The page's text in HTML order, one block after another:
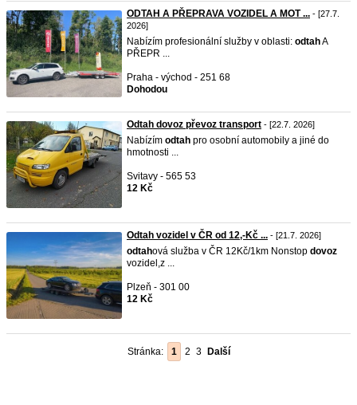
ODTAH A PŘEPRAVA VOZIDEL A MOT ... - [27.7.
2026]
Nabízím profesionální služby v oblasti: odtahA
PŘEPR ...
Praha - východ - 251 68
Dohodou
Odtah dovoz převoz transport - [22.7. 2026]
Nabízím odtah pro osobní automobily a jiné do
hmotnosti ...
Svitavy - 565 53
12 Kč
Odtah vozidel v ČR od 12,-Kč ... - [21.7. 2026]
odtahová služba v ČR 12Kč/1km Nonstop dovoz
vozidel,z ...
Plzeň - 301 00
12 Kč
Stránka: 1 2 3 Další